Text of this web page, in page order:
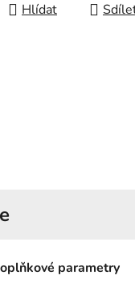
Hlídat
parametry